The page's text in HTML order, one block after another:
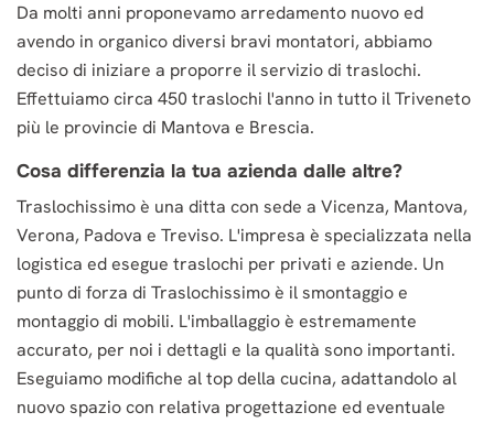
Da molti anni proponevamo arredamento nuovo ed
avendo in organico diversi bravi montatori, abbiamo
deciso di iniziare a proporre il servizio di traslochi.
Effettuiamo circa 450 traslochi l'anno in tutto il Triveneto
più le provincie di Mantova e Brescia.
Cosa differenzia la tua azienda dalle altre?
Traslochissimo è una ditta con sede a Vicenza, Mantova,
Verona, Padova e Treviso. L'impresa è specializzata nella
logistica ed esegue traslochi per privati e aziende. Un
punto di forza di Traslochissimo è il smontaggio e
montaggio di mobili. L'imballaggio è estremamente
accurato, per noi i dettagli e la qualità sono importanti.
Eseguiamo modifiche al top della cucina, adattandolo al
nuovo spazio con relativa progettazione ed eventuale